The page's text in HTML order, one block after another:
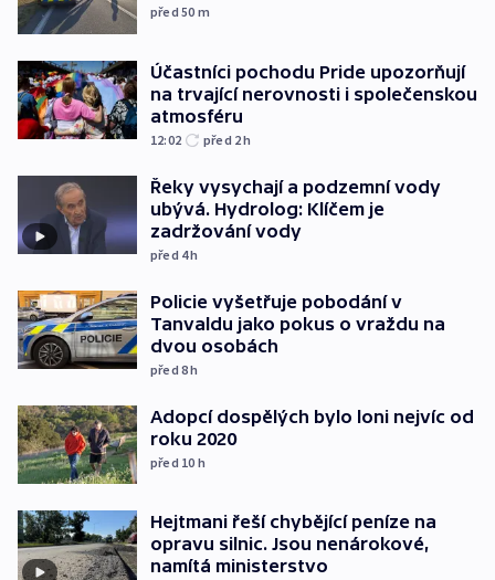
před 50 m
Účastníci pochodu Pride upozorňují
na trvající nerovnosti i společenskou
atmosféru
12:02 před 2h
Řeky vysychají a podzemní vody
ubývá. Hydrolog: Klíčem je
zadržování vody
před 4h
Policie vyšetřuje pobodání v
Tanvaldu jako pokus o vraždu na
dvou osobách
před 8h
Adopcí dospělých bylo loni nejvíc od
roku 2020
před 10 h
Hejtmani řeší chybějící peníze na
opravu silnic. Jsou nenárokové,
namítá ministerstvo